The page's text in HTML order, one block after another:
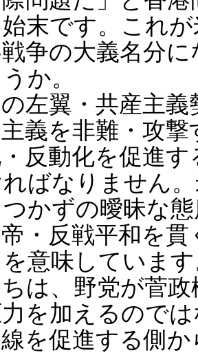
末です。これ
争の大義名分
か。
左翼・共産主義
義を非難・攻
反動化を促進
ればなりません
かずの曖昧な
・反戦平和を
意味していま
は、野党が菅政
を加えるので
を促進する側